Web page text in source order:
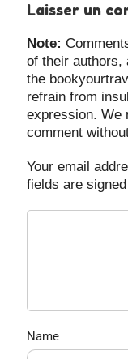
Laisser un
Note:
of their authors,
the
refrain from
expression. We
comment
Your email
fields are
Name